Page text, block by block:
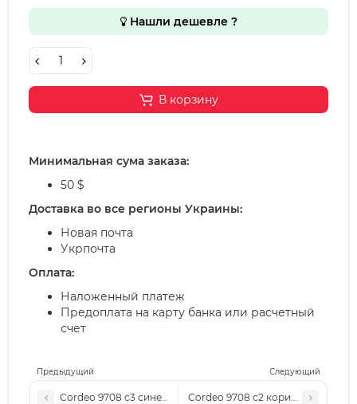
Предыдущий Следующий
Cordeo 9708 с3 синее-зеркалоCordeo 9708 с2 коричневые
Нашли дешевле ?
В корзину
Минимальная сума заказа:
50 $
Доставка во все регионы Украины:
Новая почта
Укрпочта
Оплата:
Наложенный платеж
Предоплата на карту банка или расчетный
счет